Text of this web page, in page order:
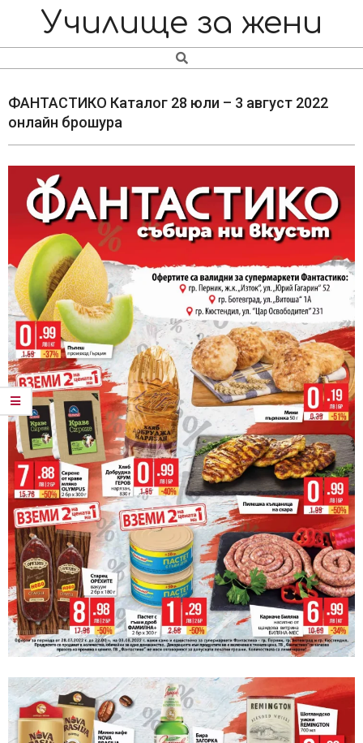
NavigationУчилище за жени
Search
ФАНТАСТИКО Каталог 28 юли – 3 август 2022
онлайн брошура